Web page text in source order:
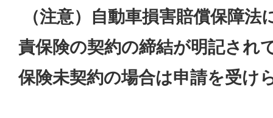
（注意）自動車損害賠償保障
責保険の契約の締結が明記され
保険未契約の場合は申請を受け